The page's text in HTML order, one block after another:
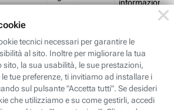
informazioni
Limite di
1 giorno
Identifica se
ricontrollare
corrispondenti
(impostata da
Identifica se